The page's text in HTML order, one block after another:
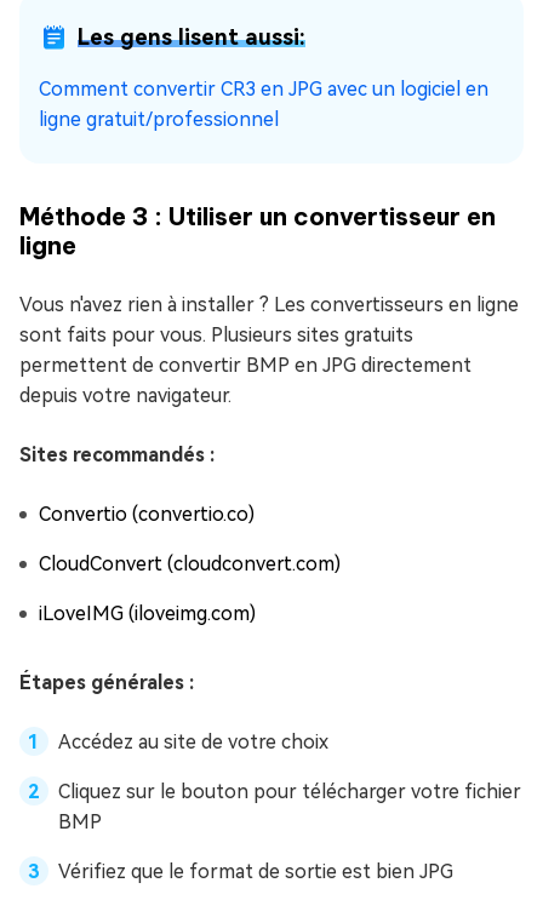
Les gens lisent aussi:
Comment convertir CR3 en JPG avec un logiciel en
ligne gratuit/professionnel
Méthode 3 : Utiliser un convertisseur en
ligne
Vous n'avez rien à installer ? Les convertisseurs en ligne
sont faits pour vous. Plusieurs sites gratuits
permettent de convertir BMP en JPG directement
depuis votre navigateur.
Sites recommandés :
Convertio (convertio.co)
CloudConvert (cloudconvert.com)
iLoveIMG (iloveimg.com)
Étapes générales :
Accédez au site de votre choix
Cliquez sur le bouton pour télécharger votre fichier
BMP
Vérifiez que le format de sortie est bien JPG